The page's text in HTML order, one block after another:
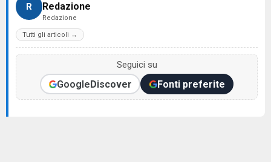
R Redazione
Redazione
Tutti gli articoli →
Seguici su
GoogleDiscover Fonti preferite